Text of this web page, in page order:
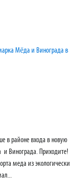
Мёда и Винограда в
в районе входа в новую
и Винограда. Приходите!
меда из экологически